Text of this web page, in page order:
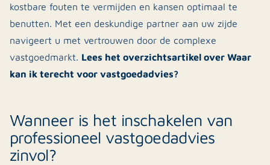
kostbare fouten te vermijden en kansen optimaal te
benutten. Met een deskundige partner aan uw zijde
navigeert u met vertrouwen door de complexe
vastgoedmarkt. Lees het overzichtsartikel over Waar
kan ik terecht voor vastgoedadvies?
Wanneer is het inschakelen van
professioneel vastgoedadvies
zinvol?